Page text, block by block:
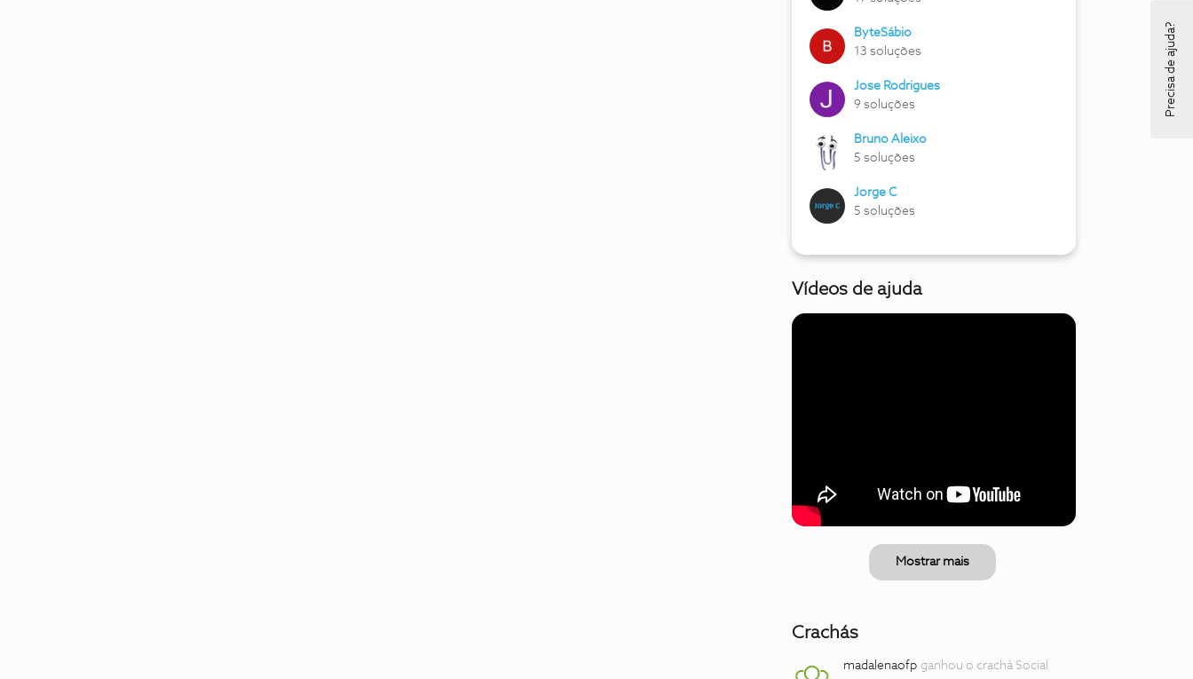
ByteSábio
13 soluções
Jose Rodrigues
9 soluções
Bruno Aleixo
5 soluções
Jorge C
5 soluções
Vídeos de ajuda
Mostrar mais
Crachás
madalenaofp ganhou o crachá Social
Precisa de ajuda?